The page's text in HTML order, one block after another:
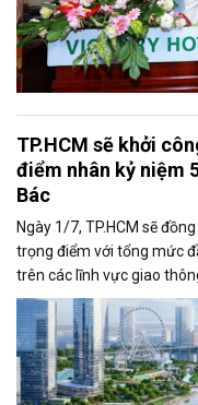
TP.HCM sẽ khởi
điểm nhân kỷ niệm
Bác
Ngày 1/7, TP.HCM sẽ
trọng điểm với tổng mức
trên các lĩnh vực giao
công cộng và nhà ở xã
tăng trưởng mới, mở
lực cạnh tranh của đô thị